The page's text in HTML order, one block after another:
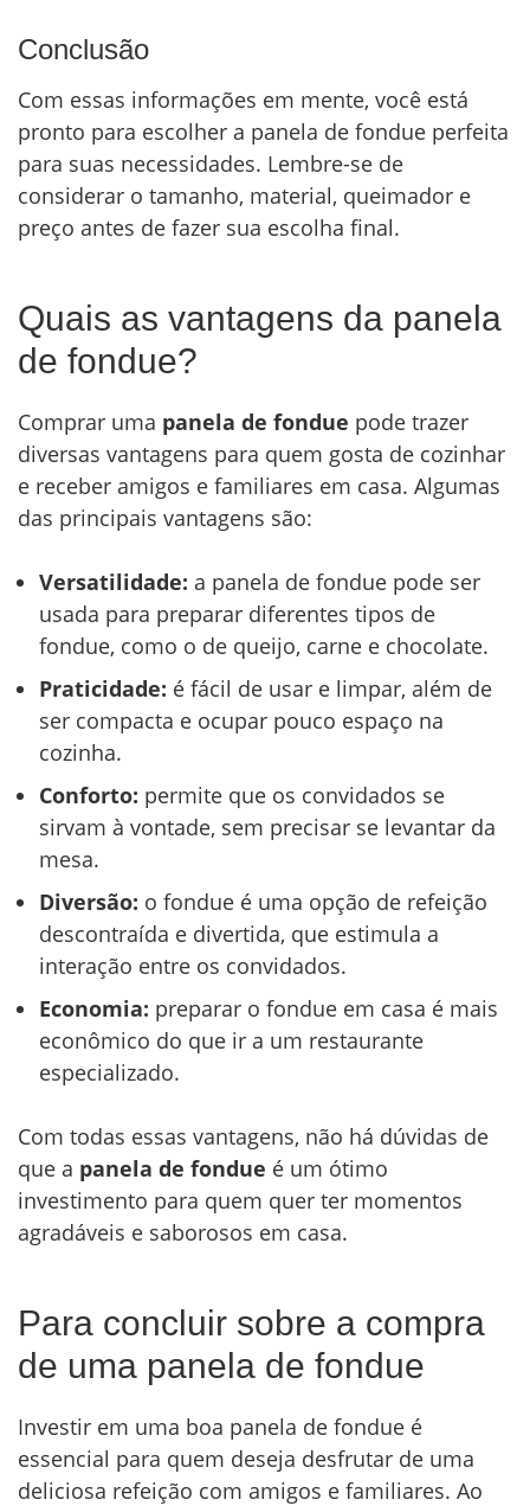
Conclusão
Com essas informações em mente, você está
pronto para escolher a panela de fondue perfeita
para suas necessidades. Lembre-se de
considerar o tamanho, material, queimador e
preço antes de fazer sua escolha final.
Quais as vantagens da panela
de fondue?
Comprar uma panela de fondue pode trazer
diversas vantagens para quem gosta de cozinhar
e receber amigos e familiares em casa. Algumas
das principais vantagens são:
Versatilidade: a panela de fondue pode ser
usada para preparar diferentes tipos de
fondue, como o de queijo, carne e chocolate.
Praticidade: é fácil de usar e limpar, além de
ser compacta e ocupar pouco espaço na
cozinha.
Conforto: permite que os convidados se
sirvam à vontade, sem precisar se levantar da
mesa.
Diversão: o fondue é uma opção de refeição
descontraída e divertida, que estimula a
interação entre os convidados.
Economia: preparar o fondue em casa é mais
econômico do que ir a um restaurante
especializado.
Com todas essas vantagens, não há dúvidas de
que a panela de fondue é um ótimo
investimento para quem quer ter momentos
agradáveis e saborosos em casa.
Para concluir sobre a compra
de uma panela de fondue
Investir em uma boa panela de fondue é
essencial para quem deseja desfrutar de uma
deliciosa refeição com amigos e familiares. Ao